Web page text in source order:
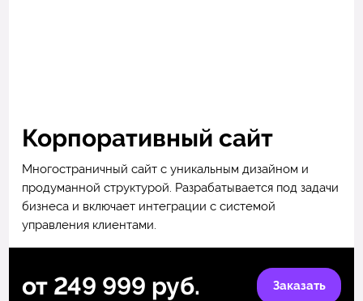
Корпоративный сайт
Многостраничный сайт с уникальным дизайном и
продуманной структурой. Разрабатывается под задачи
бизнеса и включает интеграции с системой
управления клиентами.
от 249 999 руб. Заказать